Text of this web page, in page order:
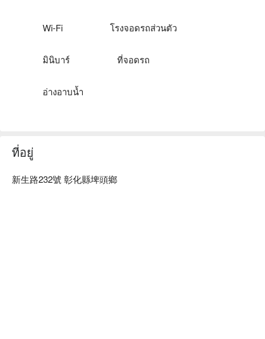
好來屋精緻汽車旅館優惠、好來屋精緻汽車旅館住宿方案、好
Wi-Fi โรงจอดรถส่วนตัว
มินิบาร์ ที่จอดรถ
อ่างอาบน้ำ
ที่อยู่
新生路232號 彰化縣埤頭鄉